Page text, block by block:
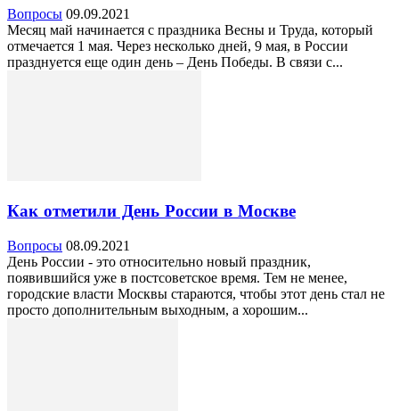
Вопросы 09.09.2021
Месяц май начинается с праздника Весны и Труда, который
отмечается 1 мая. Через несколько дней, 9 мая, в России
празднуется еще один день – День Победы. В связи с...
Как отметили День России в Москве
Вопросы 08.09.2021
День России - это относительно новый праздник,
появившийся уже в постсоветское время. Тем не менее,
городские власти Москвы стараются, чтобы этот день стал не
просто дополнительным выходным, а хорошим...